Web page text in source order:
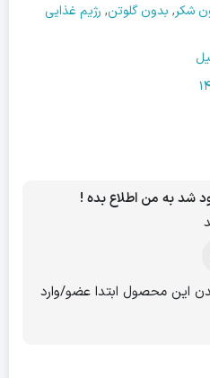
شکر, بدون گلوتن, رژیم غذایی
شد به من اطلاع بده !
این محصول ابتدا عضو/وارد